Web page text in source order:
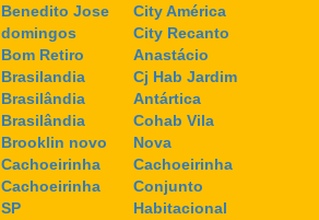
Benedito Jose
domingos
Bom Retiro
Brasilandia
Brasilândia
Brasilândia
Brooklin novo
Cachoeirinha
Cachoeirinha
SP
City América
City Recanto
Anastácio
Cj Hab Jardim
Antártica
Cohab Vila
Nova
Cachoeirinha
Conjunto
Habitacional